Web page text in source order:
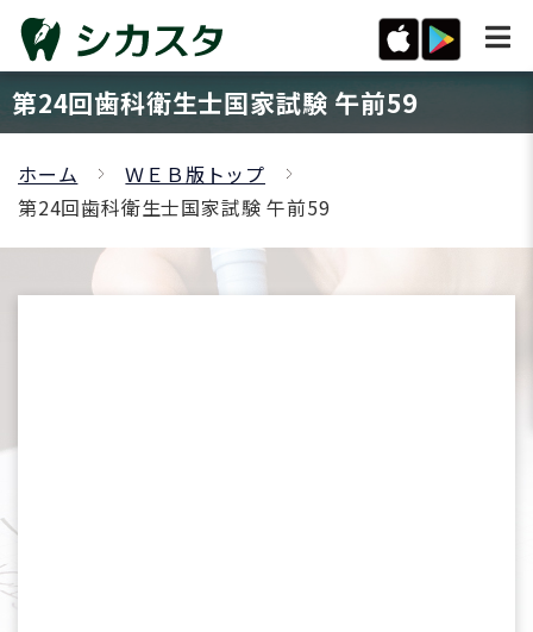
第24回歯科衛生士国家試験 午前59
ホーム
ＷＥＢ版トップ
第24回歯科衛生士国家試験 午前59